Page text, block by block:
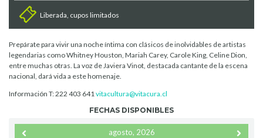
Liberada, cupos limitados
Prepárate para vivir una noche íntima con clásicos de inolvidables de artistas
legendarias como Whitney Houston, Mariah Carey, Carole King, Celine Dion,
entre muchas otras. La voz de Javiera Vinot, destacada cantante de la escena
nacional, dará vida a este homenaje.
Información T: 222 403 641vitacultura@vitacura.cl
FECHAS DISPONIBLES
agosto, 2026